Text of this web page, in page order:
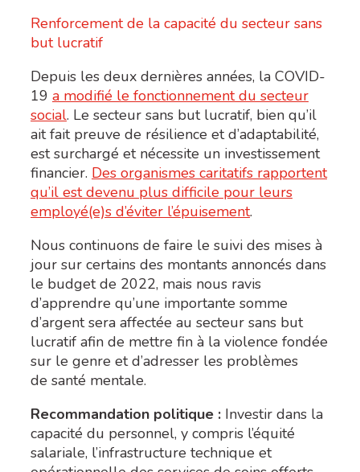
Renforcement de la capacité du secteur sans
but lucratif
Depuis les deux dernières années, la COVID-
19 a modifié le fonctionnement du secteur
social. Le secteur sans but lucratif, bien qu’il
ait fait preuve de résilience et d’adaptabilité,
est surchargé et nécessite un investissement
financier. Des organismes caritatifs rapportent
qu’il est devenu plus difficile pour leurs
employé(e)s d’éviter l’épuisement.
Nous continuons de faire le suivi des mises à
jour sur certains des montants annoncés dans
le budget de 2022, mais nous ravis
d’apprendre qu’une importante somme
d’argent sera affectée au secteur sans but
lucratif afin de mettre fin à la violence fondée
sur le genre et d’adresser les problèmes
de santé mentale.
Recommandation politique : Investir dans la
capacité du personnel, y compris l’équité
salariale, l’infrastructure technique et